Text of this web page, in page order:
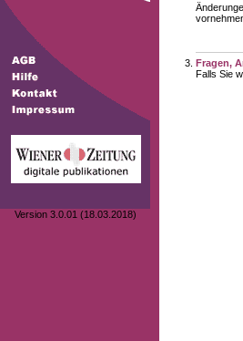
Version 3.0.01 (18.03.2018)
Fragen,
Falls Sie